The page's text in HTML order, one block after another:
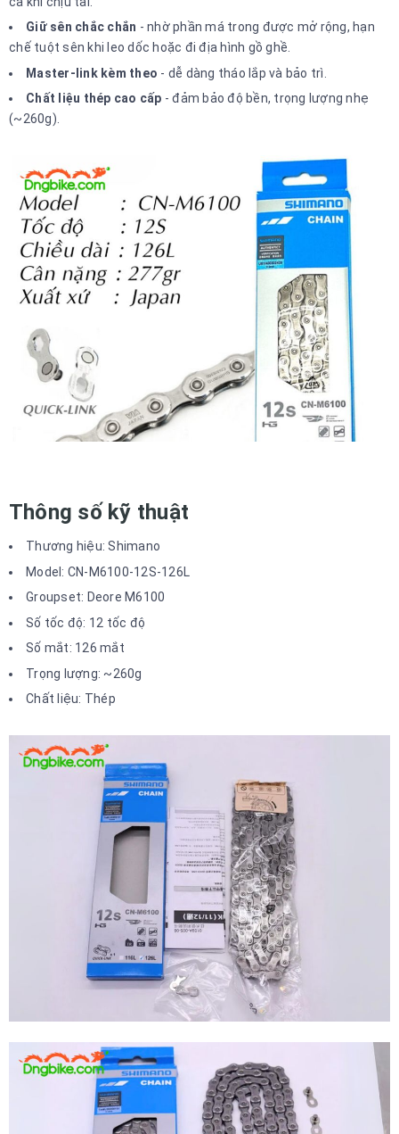
Giữ sên chắc chắn - nhờ phần má trong được mở rộng, hạn
chế tuột sên khi leo dốc hoặc đi địa hình gồ ghề.
Master-link kèm theo - dễ dàng tháo lắp và bảo trì.
Chất liệu thép cao cấp - đảm bảo độ bền, trọng lượng nhẹ
(~260g).
Thông số kỹ thuật
Thương hiệu: Shimano
Model: CN-M6100-12S-126L
Groupset: Deore M6100
Số tốc độ: 12 tốc độ
Số mắt: 126 mắt
Trọng lượng: ~260g
Chất liệu: Thép